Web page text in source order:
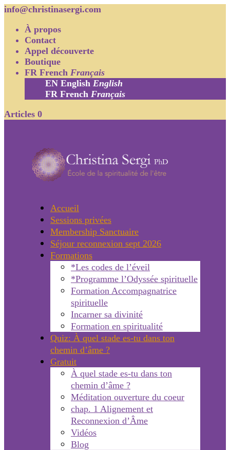
info@christinasergi.com
À propos
Contact
Appel découverte
Boutique
FR French Français
EN English English
FR French Français
Articles 0
Accueil
Sessions privées
Membership Sanctuaire
Séjour reconnexion sept 2026
Formations
*Les codes de l’éveil
*Programme l’Odyssée spirituelle
Formation Accompagnatrice
spirituelle
Incarner sa divinité
Formation en spiritualité
Quiz: À quel stade es-tu dans ton
chemin d’âme ?
Gratuit
À quel stade es-tu dans ton
chemin d’âme ?
Méditation ouverture du coeur
chap. 1 Alignement et
Reconnexion d’Âme
Vidéos
Blog